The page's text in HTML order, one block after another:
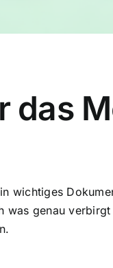
das
wichtiges
was genau